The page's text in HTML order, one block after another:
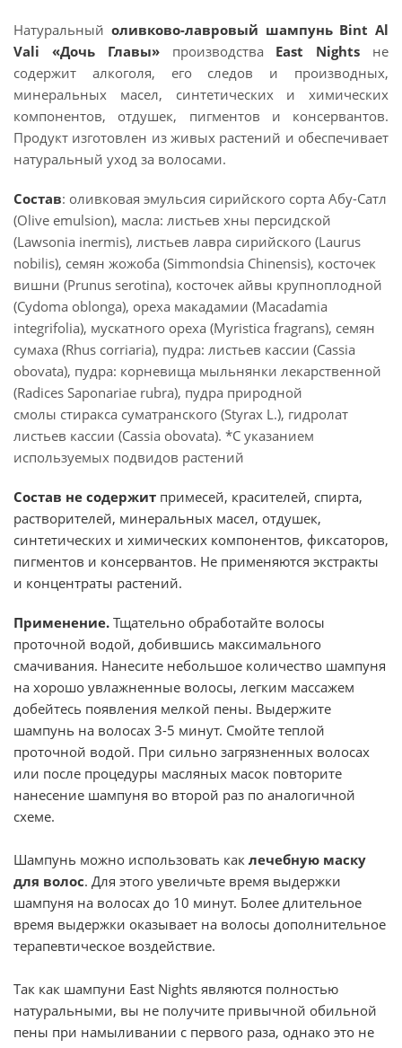
Натуральный оливково-лавровый шампунь Bint Al
Vali «Дочь Главы»производства East Nights не
содержит алкоголя, его следов и производных,
минеральных масел, синтетических и химических
компонентов, отдушек, пигментов и консервантов.
Продукт изготовлен из живых растений и обеспечивает
натуральный уход за волосами.
Состав: оливковая эмульсия сирийского сорта Абу-Сатл
(Olive emulsion), масла: листьев хны персидской
(Lawsonia inermis), листьев лавра сирийского (Laurus
nobilis), семян жожоба (Simmondsia Chinensis), косточек
вишни (Prunus serotina), косточек айвы крупноплодной
(Cydoma oblonga), ореха макадамии (Macadamia
integrifolia), мускатного ореха (Myristica fragrans), семян
сумаха (Rhus corriaria), пудра: листьев кассии (Cassia
obovata), пудра: корневища мыльнянки лекарственной
(Radices Saponariae rubra), пудра природной
смолы стиракса суматранского (Styrax L.), гидролат
листьев кассии (Cassia obovata). *С указанием
используемых подвидов растений
Состав не содержит примесей, красителей, спирта,
растворителей, минеральных масел, отдушек,
синтетических и химических компонентов, фиксаторов,
пигментов и консервантов. Не применяются экстракты
и концентраты растений.
Применение. Тщательно обработайте волосы
проточной водой, добившись максимального
смачивания. Нанесите небольшое количество шампуня
на хорошо увлажненные волосы, легким массажем
добейтесь появления мелкой пены. Выдержите
шампунь на волосах 3-5 минут. Смойте теплой
проточной водой. При сильно загрязненных волосах
или после процедуры масляных масок повторите
нанесение шампуня во второй раз по аналогичной
схеме.
Шампунь можно использовать как лечебную маску
для волос. Для этого увеличьте время выдержки
шампуня на волосах до 10 минут. Более длительное
время выдержки оказывает на волосы дополнительное
терапевтическое воздействие.
Так как шампуни East Nights являются полностью
натуральными, вы не получите привычной обильной
пены при намыливании с первого раза, однако это не